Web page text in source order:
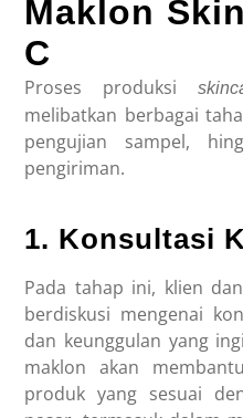
Maklon
C
Proses produksi
melibatkan berbagai
pengujian sampel,
pengiriman.
1. Konsultasi
Pada tahap ini, klien
berdiskusi mengenai
dan keunggulan yang
maklon akan
produk yang sesuai